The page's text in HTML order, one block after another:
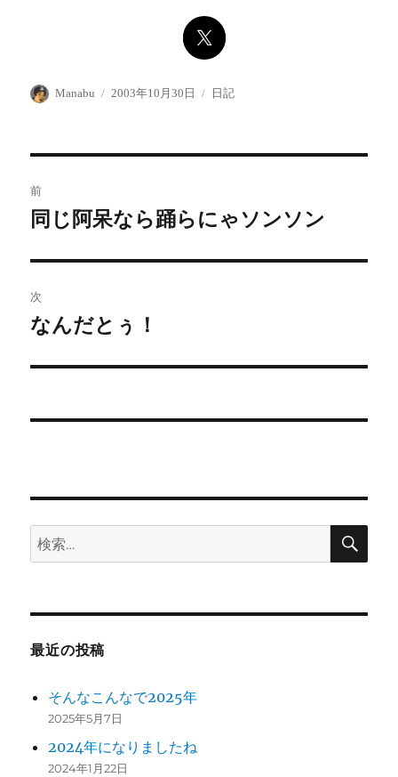
投
Manabu
投
2003年10月30日
カ
日記
稿
ビ
ゲ
ー
前
前
投
稿:
同じ阿呆なら踊らにゃソンソン
次
次
投
なんだとぅ！
検
索:
検
最近の投稿
そんなこんなで2025年
2025年5月7日
2024年になりましたね
2024年1月22日